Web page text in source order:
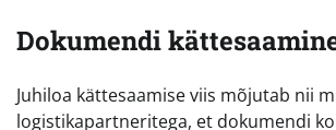
Dokumendi
Juhiloa kättesaamise viis mõjutab nii
logistikapartneritega, et dokumendi